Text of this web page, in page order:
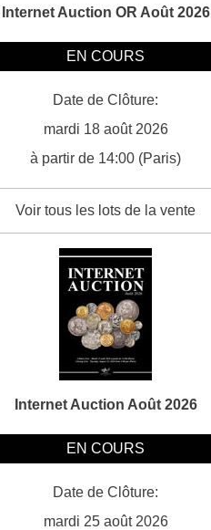
Internet Auction OR Août 2026
EN COURS
Date de Clôture:
mardi 18 août 2026
à partir de 14:00 (Paris)
Voir tous les lots de la vente
Internet Auction Août 2026
EN COURS
Date de Clôture:
mardi 25 août 2026